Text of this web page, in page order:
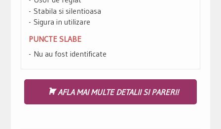
Stabila si silentioasa
Sigura in utilizare
PUNCTE SLABE
Nu au fost identificate
AFLA MAI MULTE DETALII SI PARERI!